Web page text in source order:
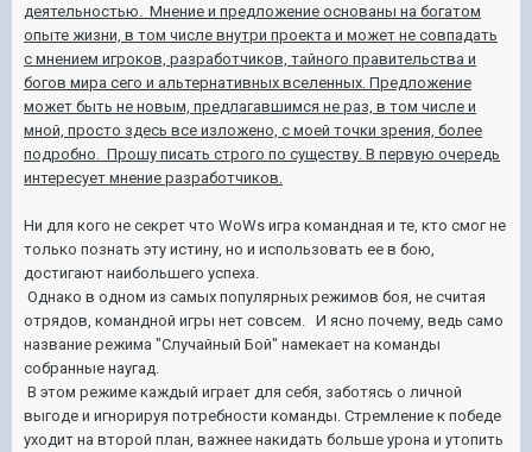
деятельностью. Мнение и предложение основаны на богатом
опыте жизни, в том числе внутри проекта и может не совпадать
с мнением игроков, разработчиков, тайного правительства и
богов мира сего и альтернативных вселенных. Предложение
может быть не новым, предлагавшимся не раз, в том числе и
мной, просто здесь все изложено, с моей точки зрения, более
подробно. Прошу писать строго по существу. В первую очередь
интересует мнение разработчиков.
Ни для кого не секрет что WoWs игра командная и те, кто смог не
только познать эту истину, но и использовать ее в бою,
достигают наибольшего успеха.
Однако в одном из самых популярных режимов боя, не считая
отрядов, командной игры нет совсем. И ясно почему, ведь само
название режима "Случайный Бой" намекает на команды
собранные наугад.
В этом режиме каждый играет для себя, заботясь о личной
выгоде и игнорируя потребности команды. Стремление к победе
уходит на второй план, важнее накидать больше урона и утопить